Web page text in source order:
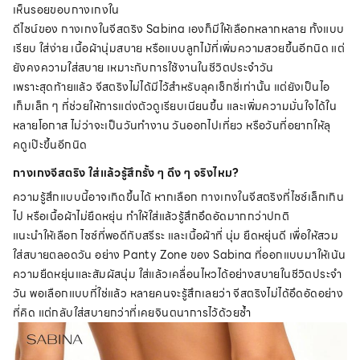
เห็นรอยขอบกางเกงใน
ดีไซน์ของ กางเกงในจีสตริง Sabina เองก็มีให้เลือกหลากหลาย ทั้งแบบ
เรียบ ใส่ง่าย เนื้อผ้านุ่มสบาย หรือแบบลูกไม้ที่เพิ่มความสวยขึ้นอีกนิด แต่
ยังคงความใส่สบาย เหมาะกับการใช้งานในชีวิตประจำวัน
เพราะสุดท้ายแล้ว จีสตริงไม่ได้มีไว้สำหรับลุคเซ็กซี่เท่านั้น แต่ยังเป็นไอ
เท็มเล็ก ๆ ที่ช่วยให้การแต่งตัวดูเรียบเนียนขึ้น และเพิ่มความมั่นใจได้ใน
หลายโอกาส ไม่ว่าจะเป็นวันทำงาน วันออกไปเที่ยว หรือวันที่อยากให้ลุ
คดูเป๊ะขึ้นอีกนิด
กางเกงจีสตริง ใส่แล้วรู้สึกรั้ง ๆ ดึง ๆ จริงไหม?
ความรู้สึกแบบนี้อาจเกิดขึ้นได้ หากเลือก กางเกงในจีสตริงที่ไซซ์เล็กเกิน
ไป หรือเนื้อผ้าไม่ยืดหยุ่น ทำให้ใส่แล้วรู้สึกอึดอัดมากกว่าปกติ
แนะนำให้เลือก ไซซ์ที่พอดีกับสรีระ และเนื้อผ้าที่ นุ่ม ยืดหยุ่นดี เพื่อให้สวม
ใส่สบายตลอดวัน อย่าง Panty Zone ของ Sabina ที่ออกแบบมาให้เน้น
ความยืดหยุ่นและสัมผัสนุ่ม ใส่แล้วเคลื่อนไหวได้อย่างสบายในชีวิตประจำ
วัน พอเลือกแบบที่ใช่แล้ว หลายคนจะรู้สึกเลยว่า จีสตริงไม่ได้อึดอัดอย่าง
ที่คิด แต่กลับใส่สบายกว่าที่เคยจินตนาการไว้ด้วยซ้ำ